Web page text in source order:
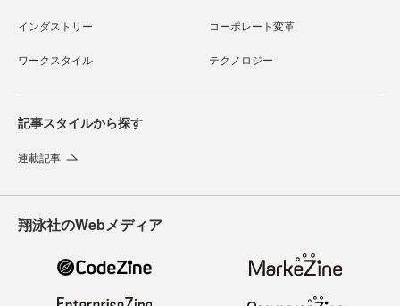
インダストリー コーポレート変革
ワークスタイル テクノロジー
記事スタイルから探す
連載記事
翔泳社のWebメディア